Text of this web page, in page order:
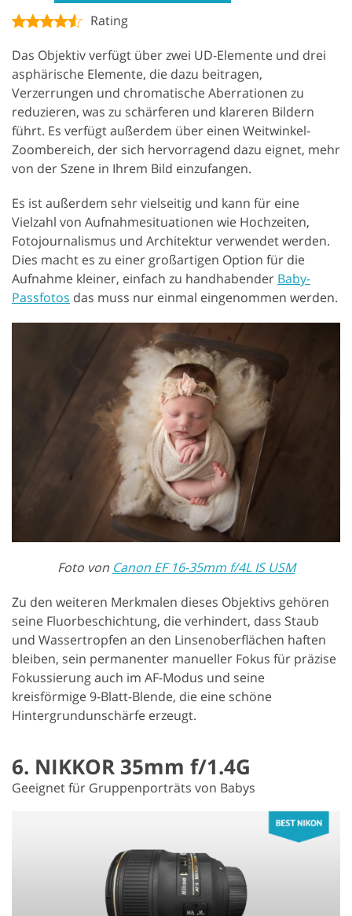
Rating
Das Objektiv verfügt über zwei UD-Elemente und drei
asphärische Elemente, die dazu beitragen,
Verzerrungen und chromatische Aberrationen zu
reduzieren, was zu schärferen und klareren Bildern
führt. Es verfügt außerdem über einen Weitwinkel-
Zoombereich, der sich hervorragend dazu eignet, mehr
von der Szene in Ihrem Bild einzufangen.
Es ist außerdem sehr vielseitig und kann für eine
Vielzahl von Aufnahmesituationen wie Hochzeiten,
Fotojournalismus und Architektur verwendet werden.
Dies macht es zu einer großartigen Option für die
Aufnahme kleiner, einfach zu handhabender Baby-
Passfotos das muss nur einmal eingenommen werden.
Foto von Canon EF 16-35mm f/4L IS USM
Zu den weiteren Merkmalen dieses Objektivs gehören
seine Fluorbeschichtung, die verhindert, dass Staub
und Wassertropfen an den Linsenoberflächen haften
bleiben, sein permanenter manueller Fokus für präzise
Fokussierung auch im AF-Modus und seine
kreisförmige 9-Blatt-Blende, die eine schöne
Hintergrundunschärfe erzeugt.
6. NIKKOR 35mm f/1.4G
Geeignet für Gruppenporträts von Babys